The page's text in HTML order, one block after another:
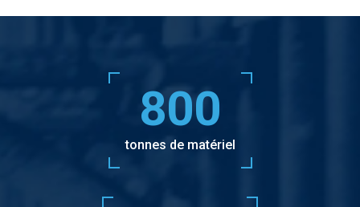
800
tonnes de matériel